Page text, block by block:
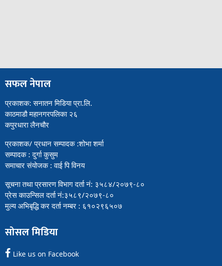
सफल नेपाल
प्रकाशक: सनातन मिडिया प्रा.लि.
काठमाडौ महानगरपलिका २६
कपुरधारा लैनचौर
प्रकाशक/ प्रधान सम्पादक :शोभा शर्मा
सम्पादक : दुर्गा कुसुम
समाचार संयोजक : वाई पि विनय
सूचना तथा प्रसारण विभाग दर्ता नं: ३५८४/२०७९-८०
प्रेस काउन्सिल दर्ता नं:३५८९/२०७९-८०
मुल्य अभिबृद्धि कर दर्ता नम्बर : ६१०२९६५०७
सोसल मिडिया
Like us on Facebook